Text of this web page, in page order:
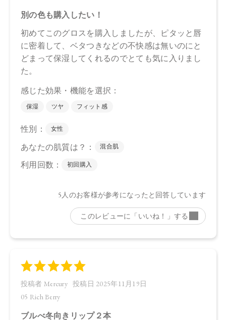
ン、酸化鉄、ホウケイ酸（Ｃａ／Ａｌ）、赤２０２、酸化ス
・06
トリイソステアリン酸ポリグリセリル－２、ダイマージリノ
ール酸ダイマージリノレイル、（イソステアリン酸ポリグリ
セリル－２／ダイマージリノール酸）コポリマー、デカイソ
ステアリン酸ポリグリセリル－１０、トリ（カプリル酸／カ
セリル、トリ（ベヘン酸／イソステアリン酸／エイコサン二
グリセリル、ヒマワリ種子ロウ、トコフェロール、イソステ
アリン酸ソルビタン（小麦由来）、バニリルブチル、ラベン
油、ベルガモット果皮油、水、ヤシ脂肪酸スクロース、アオ
トリペプチド－３８、ＢＧ、アルガニアスピノサ核油、オプ
子油、ソメイヨシノ葉エキス、センチフォリアバラ花エキ
ス、カミツレ花エキス、カニナバラ果実エキス、酸化チタ
ン、酸化鉄、ホウケイ酸（Ｃａ／Ａｌ）、酸化スズ、赤２０
トリイソステアリン酸ポリグリセリル－２、ダイマージリノ
ール酸ダイマージリノレイル、（イソステアリン酸ポリグリ
セリル－２／ダイマージリノール酸）コポリマー、デカイソ